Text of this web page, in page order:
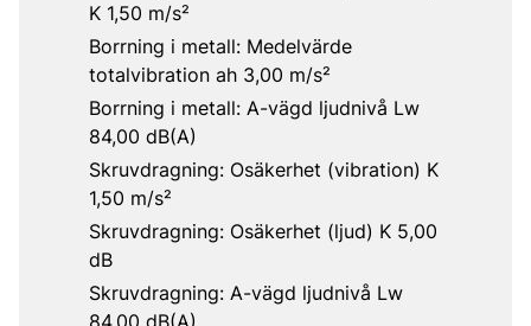
K 1,50 m/s²
Borrning i metall: Medelvärde
totalvibration ah 3,00 m/s²
Borrning i metall: A-vägd ljudnivå Lw
84,00 dB(A)
Skruvdragning: Osäkerhet (vibration) K
1,50 m/s²
Skruvdragning: Osäkerhet (ljud) K 5,00
dB
Skruvdragning: A-vägd ljudnivå Lw
84,00 dB(A)